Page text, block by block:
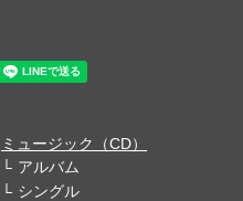
ミュージック（CD）
アルバム
シングル